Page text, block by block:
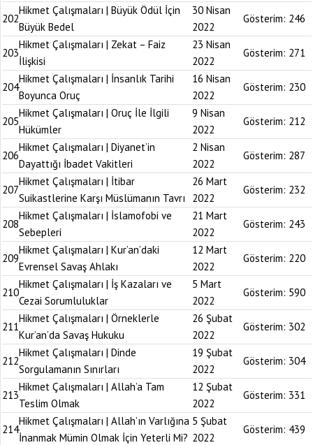
202
Hikmet Çalışmaları | Büyük Ödül İçin
Büyük Bedel
30 Nisan
2022
Gösterim: 246
203
Hikmet Çalışmaları | Zekat – Faiz
İlişkisi
23 Nisan
2022
Gösterim: 271
204
Hikmet Çalışmaları | İnsanlık Tarihi
Boyunca Oruç
16 Nisan
2022
Gösterim: 230
205
Hikmet Çalışmaları | Oruç İle İlgili
Hükümler
9 Nisan
2022
Gösterim: 212
206
Hikmet Çalışmaları | Diyanet’in
Dayattığı İbadet Vakitleri
2 Nisan
2022
Gösterim: 287
207
Hikmet Çalışmaları | İtibar
Suikastlerine Karşı Müslümanın Tavrı
26 Mart
2022
Gösterim: 232
208
Hikmet Çalışmaları | İslamofobi ve
Sebepleri
21 Mart
2022
Gösterim: 243
209
Hikmet Çalışmaları | Kur’an’daki
Evrensel Savaş Ahlakı
12 Mart
2022
Gösterim: 220
210
Hikmet Çalışmaları | İş Kazaları ve
Cezai Sorumluluklar
5 Mart
2022
Gösterim: 590
211
Hikmet Çalışmaları | Örneklerle
Kur’an’da Savaş Hukuku
26 Şubat
2022
Gösterim: 302
212
Hikmet Çalışmaları | Dinde
Sorgulamanın Sınırları
19 Şubat
2022
Gösterim: 304
213
Hikmet Çalışmaları | Allah’a Tam
Teslim Olmak
12 Şubat
2022
Gösterim: 331
214
Hikmet Çalışmaları | Allah’ın Varlığına
İnanmak Mümin Olmak İçin Yeterli Mi?
5 Şubat
2022
Gösterim: 439